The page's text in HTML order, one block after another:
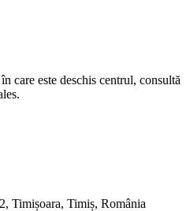
care este deschis centrul, consultă
Timișoara, Timiș, România